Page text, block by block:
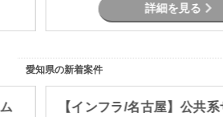
詳細を見る
愛知県の新着案件
【インフラ/名古屋】公共